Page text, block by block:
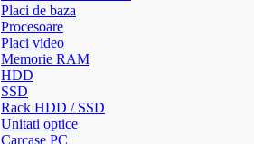
Placi de baza
Procesoare
Placi video
Memorie RAM
HDD
SSD
Rack HDD / SSD
Unitati optice
Carcase PC